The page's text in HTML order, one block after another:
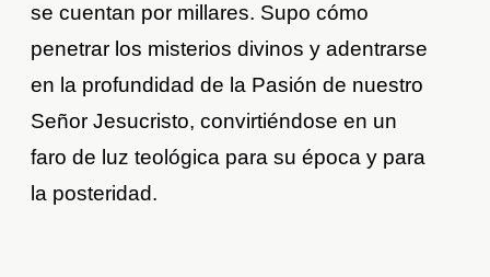
se cuentan por millares. Supo cómo
penetrar los misterios divinos y adentrarse
en la profundidad de la Pasión de nuestro
Señor Jesucristo, convirtiéndose en un
faro de luz teológica para su época y para
la posteridad.